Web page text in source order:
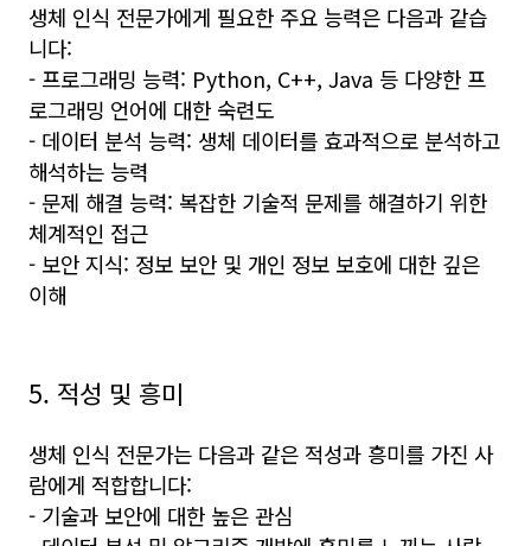
생체 인식 전문가에게 필요한 주요 능력은 다음과 같습
니다:
- 프로그래밍 능력: Python, C++, Java 등 다양한 프
로그래밍 언어에 대한 숙련도
- 데이터 분석 능력: 생체 데이터를 효과적으로 분석하고
해석하는 능력
- 문제 해결 능력: 복잡한 기술적 문제를 해결하기 위한
체계적인 접근
- 보안 지식: 정보 보안 및 개인 정보 보호에 대한 깊은
이해
5. 적성 및 흥미
생체 인식 전문가는 다음과 같은 적성과 흥미를 가진 사
람에게 적합합니다:
- 기술과 보안에 대한 높은 관심